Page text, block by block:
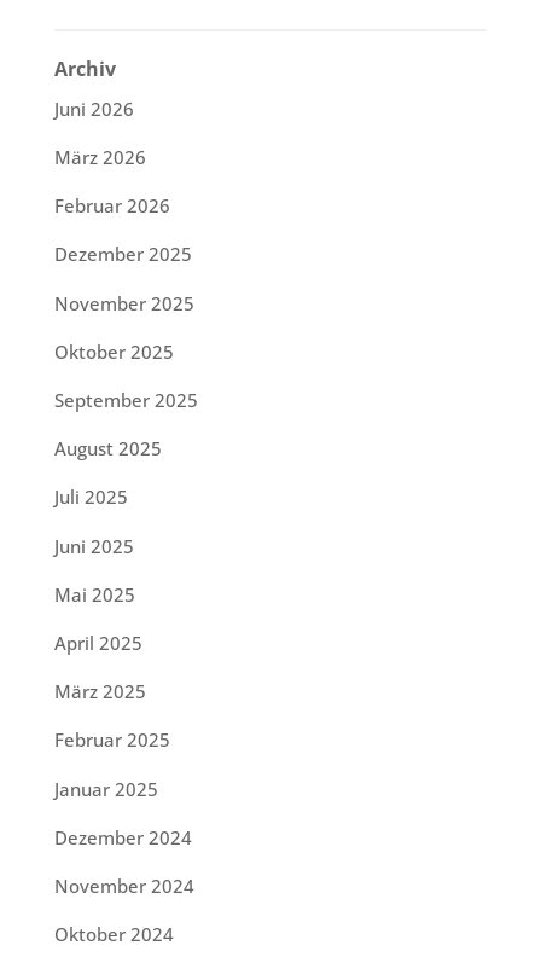
Archiv
Juni 2026
März 2026
Februar 2026
Dezember 2025
November 2025
Oktober 2025
September 2025
August 2025
Juli 2025
Juni 2025
Mai 2025
April 2025
März 2025
Februar 2025
Januar 2025
Dezember 2024
November 2024
Oktober 2024